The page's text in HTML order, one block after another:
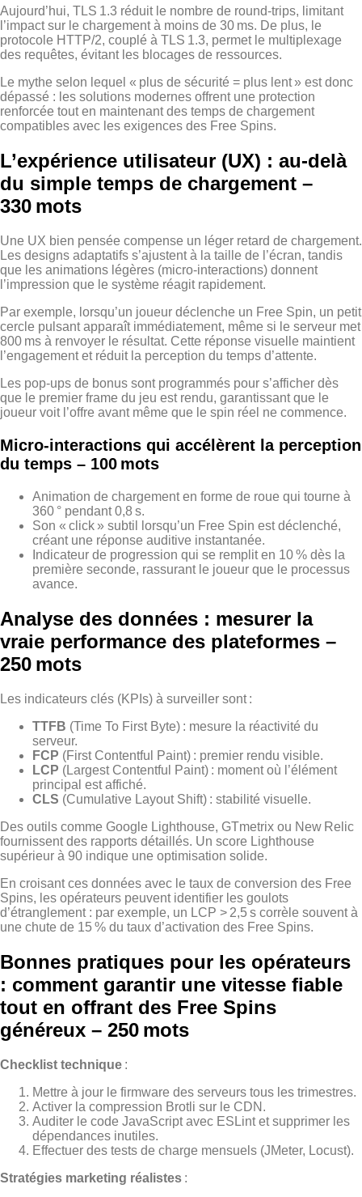
Aujourd’hui, TLS 1.3 réduit le nombre de round‑trips, limitant
l’impact sur le chargement à moins de 30 ms. De plus, le
protocole HTTP/2, couplé à TLS 1.3, permet le multiplexage
des requêtes, évitant les blocages de ressources.
Le mythe selon lequel « plus de sécurité = plus lent » est donc
dépassé : les solutions modernes offrent une protection
renforcée tout en maintenant des temps de chargement
compatibles avec les exigences des Free Spins.
L’expérience utilisateur (UX) : au‑delà
du simple temps de chargement –
330 mots
Une UX bien pensée compense un léger retard de chargement.
Les designs adaptatifs s’ajustent à la taille de l’écran, tandis
que les animations légères (micro‑interactions) donnent
l’impression que le système réagit rapidement.
Par exemple, lorsqu’un joueur déclenche un Free Spin, un petit
cercle pulsant apparaît immédiatement, même si le serveur met
800 ms à renvoyer le résultat. Cette réponse visuelle maintient
l’engagement et réduit la perception du temps d’attente.
Les pop‑ups de bonus sont programmés pour s’afficher dès
que le premier frame du jeu est rendu, garantissant que le
joueur voit l’offre avant même que le spin réel ne commence.
Micro‑interactions qui accélèrent la perception
du temps – 100 mots
Animation de chargement en forme de roue qui tourne à
360 ° pendant 0,8 s.
Son « click » subtil lorsqu’un Free Spin est déclenché,
créant une réponse auditive instantanée.
Indicateur de progression qui se remplit en 10 % dès la
première seconde, rassurant le joueur que le processus
avance.
Analyse des données : mesurer la
vraie performance des plateformes –
250 mots
Les indicateurs clés (KPIs) à surveiller sont :
TTFB (Time To First Byte) : mesure la réactivité du
serveur.
FCP (First Contentful Paint) : premier rendu visible.
LCP (Largest Contentful Paint) : moment où l’élément
principal est affiché.
CLS (Cumulative Layout Shift) : stabilité visuelle.
Des outils comme Google Lighthouse, GTmetrix ou New Relic
fournissent des rapports détaillés. Un score Lighthouse
supérieur à 90 indique une optimisation solide.
En croisant ces données avec le taux de conversion des Free
Spins, les opérateurs peuvent identifier les goulots
d’étranglement : par exemple, un LCP > 2,5 s corrèle souvent à
une chute de 15 % du taux d’activation des Free Spins.
Bonnes pratiques pour les opérateurs
: comment garantir une vitesse fiable
tout en offrant des Free Spins
généreux – 250 mots
Checklist technique :
Mettre à jour le firmware des serveurs tous les trimestres.
Activer la compression Brotli sur le CDN.
Auditer le code JavaScript avec ESLint et supprimer les
dépendances inutiles.
Effectuer des tests de charge mensuels (JMeter, Locust).
Stratégies marketing réalistes :